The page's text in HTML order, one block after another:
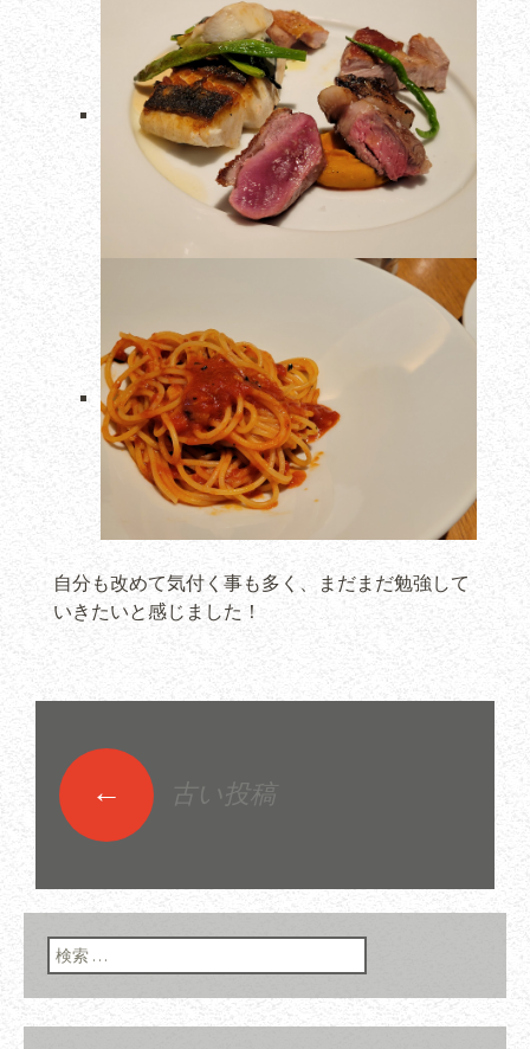
自分も改めて気付く事も多く、まだまだ勉強して
いきたいと感じました！
投稿ナビゲーショ
ン
← 古い投稿
検索: